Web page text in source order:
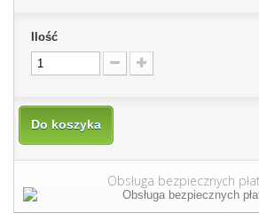
Ilość
Do koszyka
Obsługa bezpiecznych